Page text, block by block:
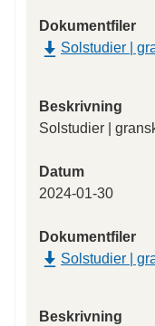
Dokumentfiler
Solstudier |
Beskrivning
Solstudier |
Datum
2024-01-30
Dokumentfiler
Solstudier |
Beskrivning